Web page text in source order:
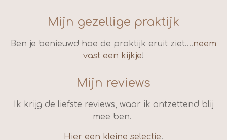
Mijn gezellige praktijk
Ben je benieuwd hoe de praktijk eruit ziet....neem
vast een kijkje!
Mijn reviews
Ik krijg de liefste reviews, waar ik ontzettend blij
mee ben.
Hier een kleine selectie.